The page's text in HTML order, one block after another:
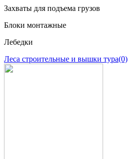
Захваты для подъема грузов
Блоки монтажные
Лебедки
Леса строительные и вышки тура(0)